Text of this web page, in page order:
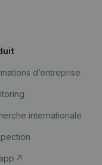
d’entreprise
internationale